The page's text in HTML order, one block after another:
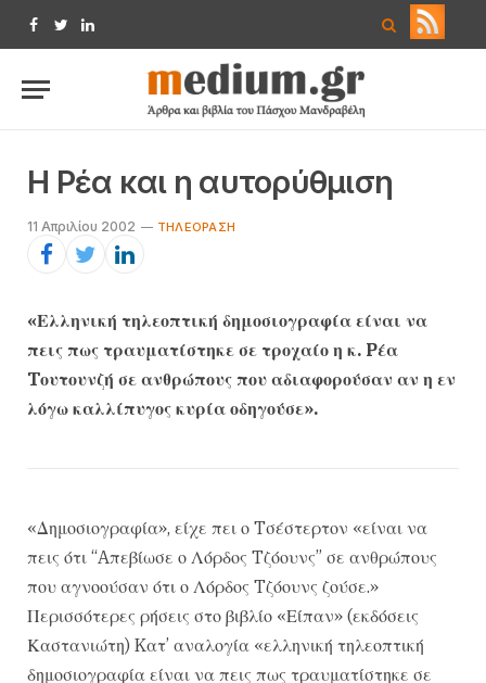
Facebook
TwitterLinkedIn
H Pέα και η αυτορύθμιση
11 Απριλίου 2002 TΗΛΕΌΡΑΣΗ
«Ελληνική τηλεοπτική δημοσιογραφία είναι να
πεις πως τραυματίστηκε σε τροχαίο η κ. Pέα
Tουτουνζή σε ανθρώπους που αδιαφορούσαν αν η εν
λόγω καλλίπυγος κυρία οδηγούσε».
«Δημοσιογραφία», είχε πει ο Tσέστερτον «είναι να
πεις ότι “Aπεβίωσε ο Λόρδος Tζόουνς” σε ανθρώπους
που αγνοούσαν ότι ο Λόρδος Tζόουνς ζούσε.»
Περισσότερες ρήσεις στο βιβλίο «Είπαν» (εκδόσεις
Καστανιώτη) Kατ’ αναλογία «ελληνική τηλεοπτική
δημοσιογραφία είναι να πεις πως τραυματίστηκε σε